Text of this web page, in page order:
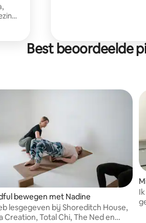
Best beoordeelde
bewegen met Nadine
lesgegeven bij Shoreditch House,
Creation, Total Chi, The Ned en